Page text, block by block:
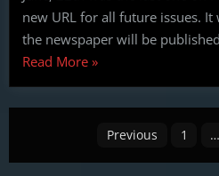
new URL for all future issues.
the newspaper will be
Read More“Announcement
for
Spacecraft
Mission
»
pagination
Previous 1 …